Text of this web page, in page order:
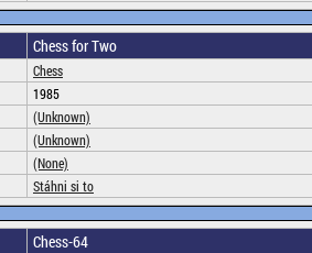
Chess for Two
Chess
1985
(Unknown)
(Unknown)
(None)
Stáhni si to
Chess-64